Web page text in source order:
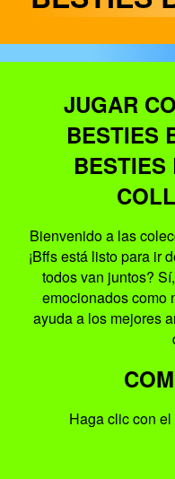
JUGAR
BESTIES
BESTIES
Bienvenido a las
¡Bffs está listo para ir
todos van juntos?
emocionados como
ayuda a los mejores
Haga clic con